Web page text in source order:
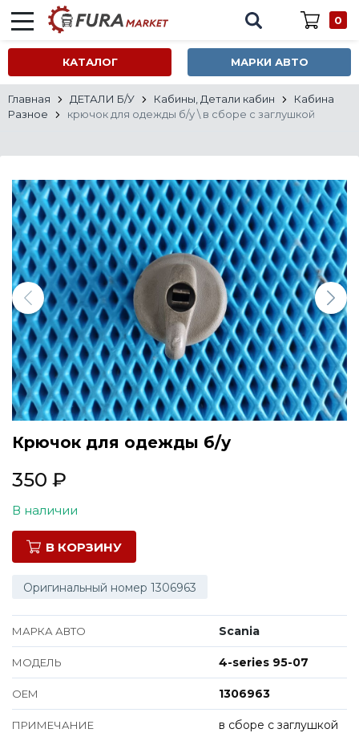
0
КАТАЛОГ МАРКИ АВТО
Все марки
Главная ДЕТАЛИ Б/У Кабины, Детали кабин
Кабина
Разное
крючок для одежды б/у \ в сборе с заглушкой
Крючок для одежды б/у
350 ₽
В наличии
В КОРЗИНУ
Оригинальный номер 1306963
МАРКА АВТО Scania
МОДЕЛЬ 4-series 95-07
ОЕМ 1306963
ПРИМЕЧАНИЕ в сборе с заглушкой